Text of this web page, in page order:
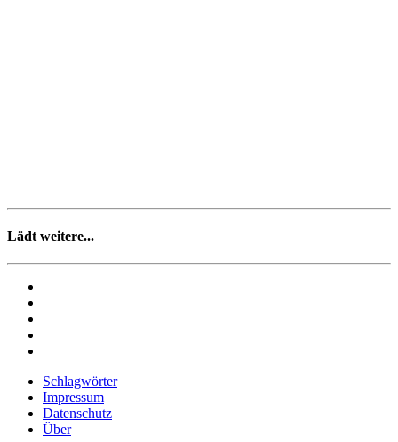
Lädt weitere...
Schlagwörter
Impressum
Datenschutz
Über